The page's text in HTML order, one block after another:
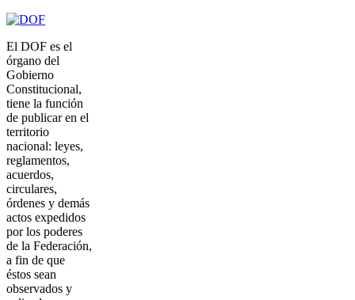
El DOF es el
órgano del
Gobierno
Constitucional,
tiene la función
de publicar en el
territorio
nacional: leyes,
reglamentos,
acuerdos,
circulares,
órdenes y demás
actos expedidos
por los poderes
de la Federación,
a fin de que
éstos sean
observados y